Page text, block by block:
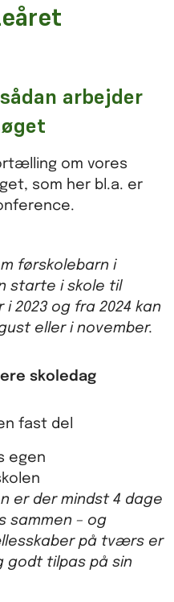
arbejder
om vores
som her bl.a. er
førskolebarn i
starte i skole til
2023 og fra 2024 kan
eller i november.
skoledag
fast del
egen
er der mindst 4 dage
sammen – og
på tværs er
godt tilpas på sin